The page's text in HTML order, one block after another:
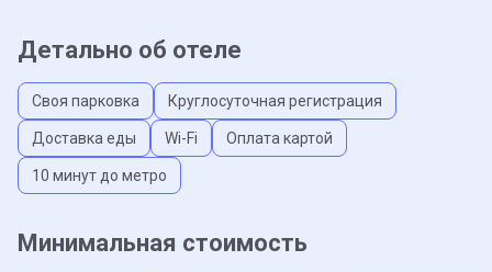
Детально об отеле
Своя парковка Круглосуточная регистрация
Доставка еды Wi-Fi Оплата картой
10 минут до метро
Минимальная стоимость